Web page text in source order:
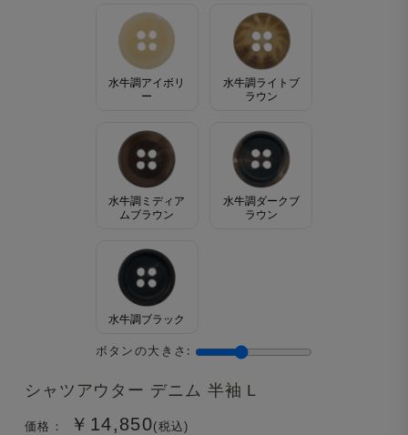
シャツアウター デニム 半袖 L
価格： ￥14,850(税込)
水牛調アイボリ
ー
水牛調ライトブ
ラウン
水牛調ミディア
ムブラウン
水牛調ダークブ
ラウン
水牛調ブラック
ボタンの大きさ: